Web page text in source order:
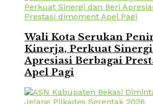
Wali Kota Serukan
Kinerja, Perkuat
Apresiasi Berbagai
Apel Pagi